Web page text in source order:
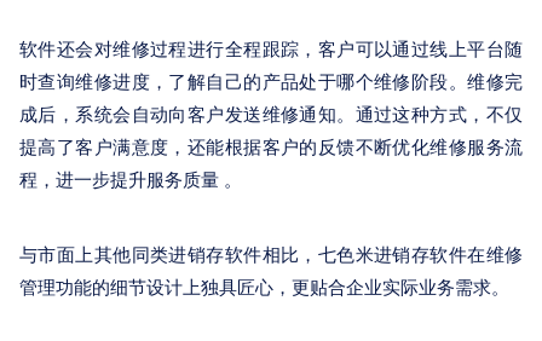
软件还会对维修过程进行全程跟踪，客户可以通过线上平台随
时查询维修进度，了解自己的产品处于哪个维修阶段。维修完
成后，系统会自动向客户发送维修通知。通过这种方式，不仅
提高了客户满意度，还能根据客户的反馈不断优化维修服务流
程，进一步提升服务质量 。
与市面上其他同类进销存软件相比，七色米进销存软件在维修
管理功能的细节设计上独具匠心，更贴合企业实际业务需求。